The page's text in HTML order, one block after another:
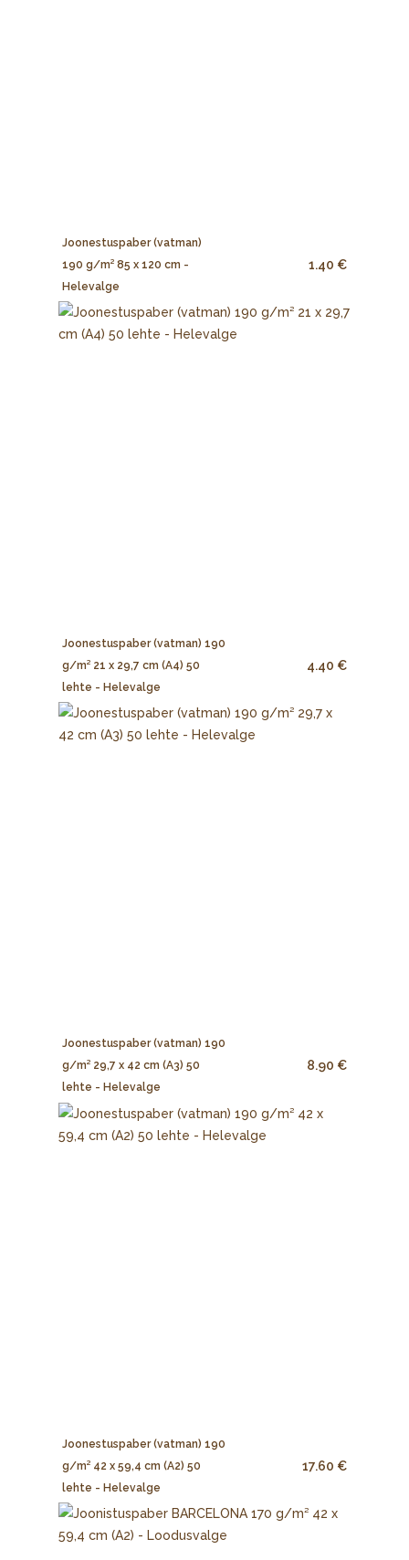
Joonestuspaber (vatman)
190 g/m² 85 x 120 cm -
Helevalge
1.40 €
Joonestuspaber (vatman) 190
g/m² 21 x 29,7 cm (A4) 50
lehte - Helevalge
4.40 €
Joonestuspaber (vatman) 190
g/m² 29,7 x 42 cm (A3) 50
lehte - Helevalge
8.90 €
Joonestuspaber (vatman) 190
g/m² 42 x 59,4 cm (A2) 50
lehte - Helevalge
17.60 €